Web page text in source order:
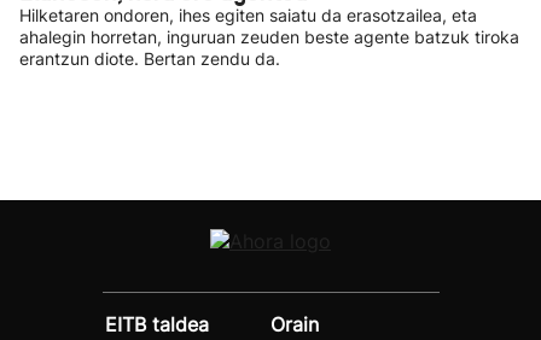
Hilketaren ondoren, ihes egiten saiatu da erasotzailea, eta
ahalegin horretan, inguruan zeuden beste agente batzuk tiroka
erantzun diote. Bertan zendu da.
EITB taldea
Orain